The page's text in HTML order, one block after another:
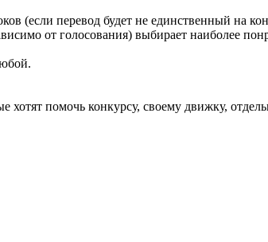
(если перевод будет не единственный на
от голосования) выбирает наиболее
помочь конкурсу, своему движку,